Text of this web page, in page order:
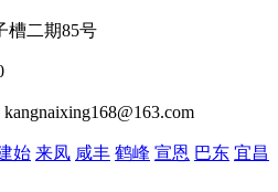
槽二期85号
始 来凤 咸丰 鹤峰 宣恩 巴东 宜昌